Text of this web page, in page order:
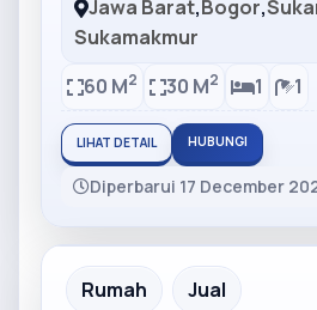
Jawa Barat,Bogor,
Sukamakmur
60 M2 30 M2 1 1
LIHAT DETAIL HUBUNGI
Diperbarui 17 December
Partner Ad
Rumah Jual